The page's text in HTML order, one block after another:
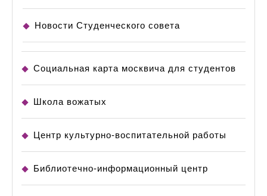
Новости Студенческого совета
Социальная карта москвича для студентов
Школа вожатых
Центр культурно-воспитательной работы
Библиотечно-информационный центр